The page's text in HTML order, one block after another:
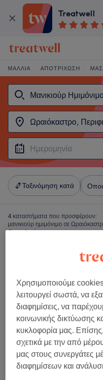
Treatwell
ΜΑΛΛΙΆ ΑΠΟΤΡΊΧΩΣΗ
Ταξινόμηση κατά
4 καταστήματα που προσφέρουν:
μανικιούρ ημιμόνιμο σε
Θεσσαλονίκης
Χρησιμοποιούμε
λειτουργεί σωστά, να
διαφημίσεις, να
κοινωνικής δικτύωσης
κυκλοφορία μας.
σχετικά με την από
μας στους συνεργάτες
διαφημίσεων και